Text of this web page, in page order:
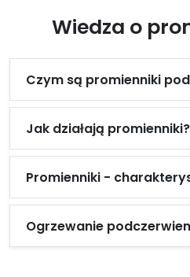
Wiedza o
Czym są promienniki
Jak działają promienniki?
Promienniki -
Ogrzewanie